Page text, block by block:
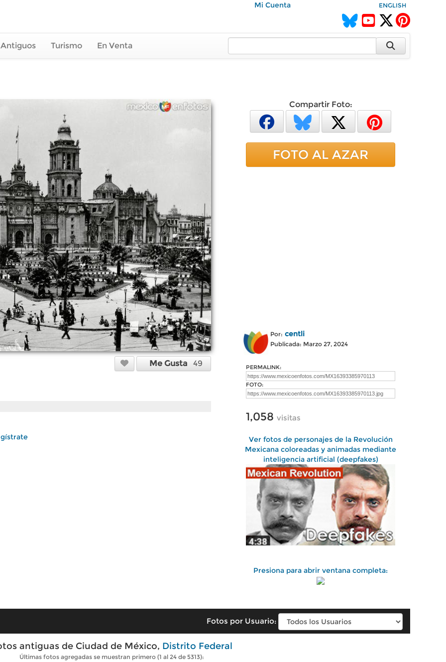
Mi Cuenta ENGLISH
Turismo En Venta
Me Gusta 49
Compartir Foto:
FOTO AL AZAR
Por: centli
Publicada: Marzo 27, 2024
PERMALINK:
FOTO:
1,058 visitas
Ver fotos de personajes de la Revolución
Mexicana coloreadas y animadas mediante
inteligencia artificial (deepfakes)
Presiona para abrir ventana completa:
Fotos por Usuario:
antiguas de Ciudad de México, Distrito Federal
Últimas fotos agregadas se muestran primero (1 al 24 de 5313):